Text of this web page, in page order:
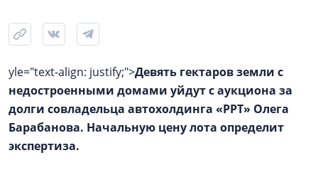
yle="text-align: justify;">Девять гектаров земли с
недостроенными домами уйдут с аукциона за
долги совладельца автохолдинга «РРТ» Олега
Барабанова. Начальную цену лота определит
экспертиза.